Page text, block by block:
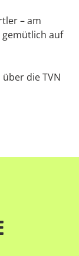
– am
gemütlich auf
die TVN